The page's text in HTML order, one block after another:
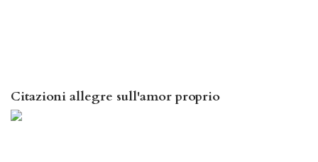
Citazioni allegre sull'amor proprio